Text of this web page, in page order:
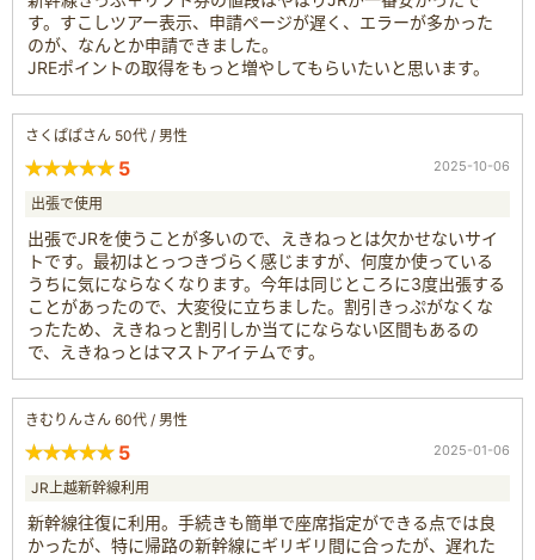
す。すこしツアー表示、申請ページが遅く、エラーが多かった
のが、なんとか申請できました。
JREポイントの取得をもっと増やしてもらいたいと思います。
さくぱぱさん 50代 / 男性
5 2025-10-06
出張で使用
出張でJRを使うことが多いので、えきねっとは欠かせないサイ
トです。最初はとっつきづらく感じますが、何度か使っている
うちに気にならなくなります。今年は同じところに3度出張する
ことがあったので、大変役に立ちました。割引きっぷがなくな
ったため、えきねっと割引しか当てにならない区間もあるの
で、えきねっとはマストアイテムです。
きむりんさん 60代 / 男性
5 2025-01-06
JR上越新幹線利用
新幹線往復に利用。手続きも簡単で座席指定ができる点では良
かったが、特に帰路の新幹線にギリギリ間に合ったが、遅れた